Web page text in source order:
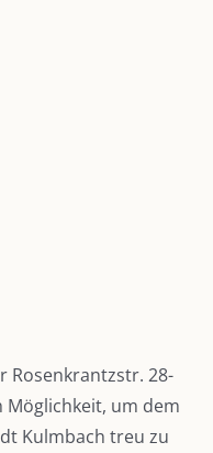
Rosenkrantzstr. 28-
um dem
Kulmbach treu zu